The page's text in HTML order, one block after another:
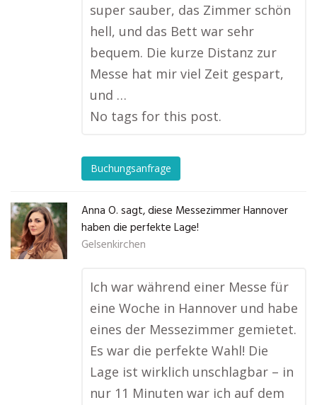
super sauber, das Zimmer schön
hell, und das Bett war sehr
bequem. Die kurze Distanz zur
Messe hat mir viel Zeit gespart,
und …
No tags for this post.
Buchungsanfrage
Anna O. sagt, diese Messezimmer Hannover
haben die perfekte Lage!
Gelsenkirchen
Ich war während einer Messe für
eine Woche in Hannover und habe
eines der Messezimmer gemietet.
Es war die perfekte Wahl! Die
Lage ist wirklich unschlagbar – in
nur 11 Minuten war ich auf dem